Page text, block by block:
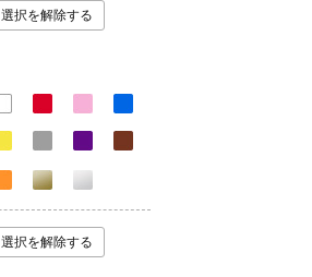
選択を解除する
選択を解除する